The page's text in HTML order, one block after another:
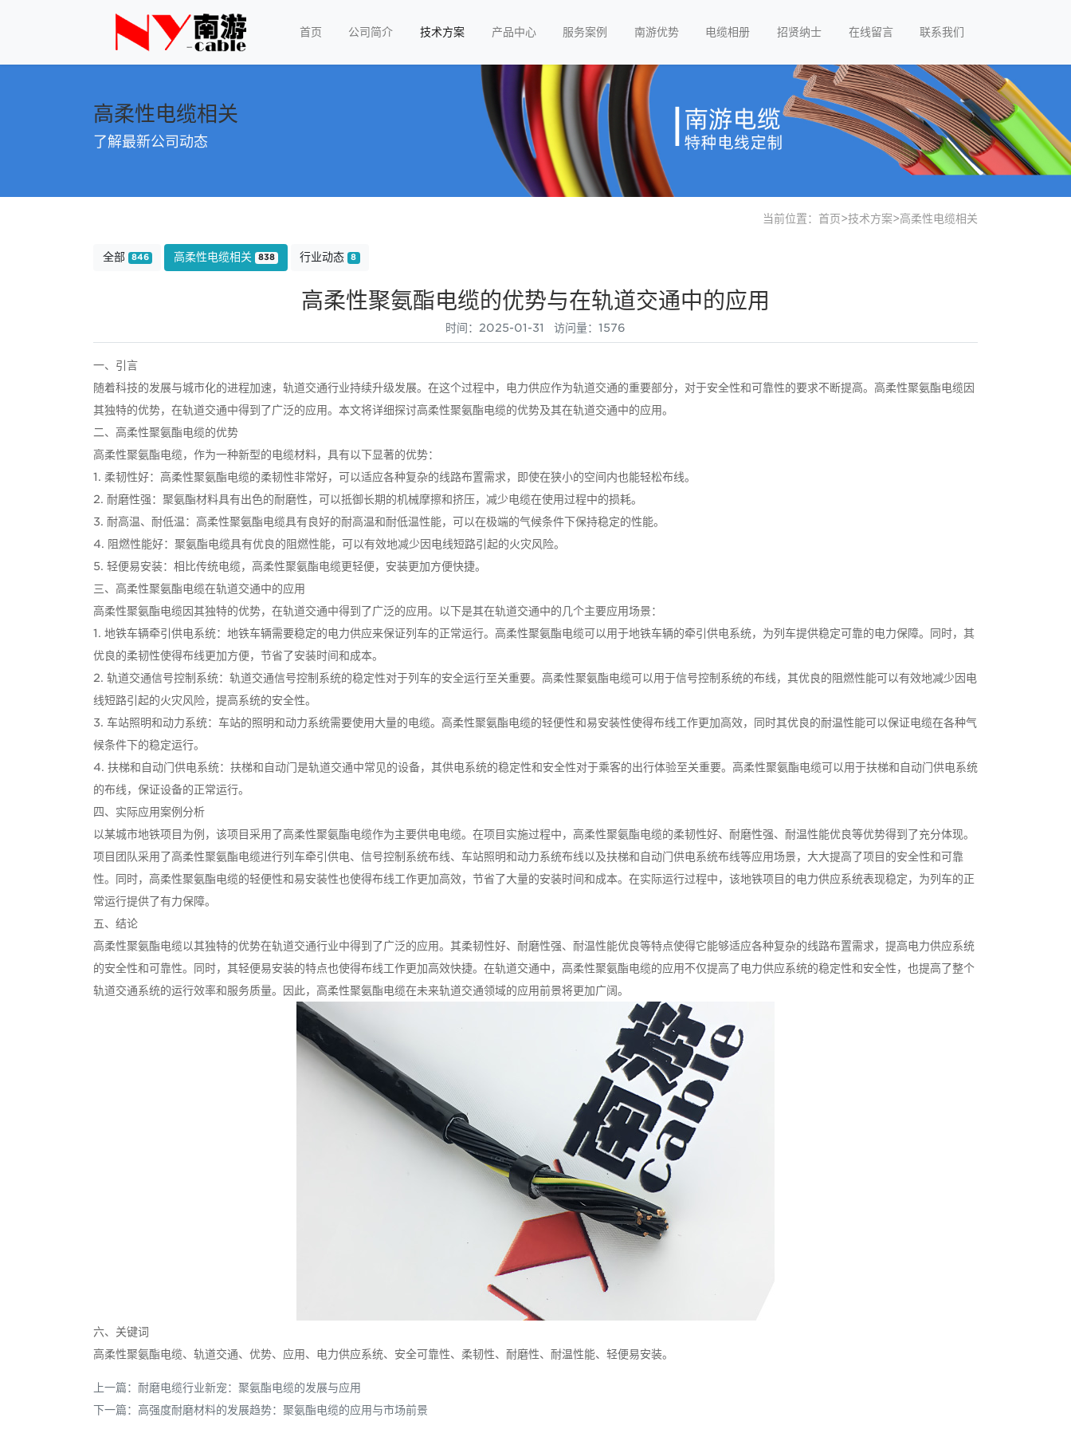
首页 公司简介 技术方案 产品中心 服务案例 南游优势 电缆相册 招贤纳士 在线留言 联系我们
高柔性电缆相关
了解最新公司动态
当前位置： 首页>技术方案>高柔性电缆相关
全部 846 高柔性电缆相关 838 行业动态 8
高柔性聚氨酯电缆的优势与在轨道交通中的应用
时间：2025-01-31 访问量：1576
一、引言
随着科技的发展与城市化的进程加速，轨道交通行业持续升级发展。在这个过程中，电力供应作为轨道交通的重要部分，对于安全性和可靠性的要求不断提高。高柔性聚氨酯电缆因
其独特的优势，在轨道交通中得到了广泛的应用。本文将详细探讨高柔性聚氨酯电缆的优势及其在轨道交通中的应用。
二、高柔性聚氨酯电缆的优势
高柔性聚氨酯电缆，作为一种新型的电缆材料，具有以下显著的优势：
1. 柔韧性好：高柔性聚氨酯电缆的柔韧性非常好，可以适应各种复杂的线路布置需求，即使在狭小的空间内也能轻松布线。
2. 耐磨性强：聚氨酯材料具有出色的耐磨性，可以抵御长期的机械摩擦和挤压，减少电缆在使用过程中的损耗。
3. 耐高温、耐低温：高柔性聚氨酯电缆具有良好的耐高温和耐低温性能，可以在极端的气候条件下保持稳定的性能。
4. 阻燃性能好：聚氨酯电缆具有优良的阻燃性能，可以有效地减少因电线短路引起的火灾风险。
5. 轻便易安装：相比传统电缆，高柔性聚氨酯电缆更轻便，安装更加方便快捷。
三、高柔性聚氨酯电缆在轨道交通中的应用
高柔性聚氨酯电缆因其独特的优势，在轨道交通中得到了广泛的应用。以下是其在轨道交通中的几个主要应用场景：
1. 地铁车辆牵引供电系统：地铁车辆需要稳定的电力供应来保证列车的正常运行。高柔性聚氨酯电缆可以用于地铁车辆的牵引供电系统，为列车提供稳定可靠的电力保障。同时，其
优良的柔韧性使得布线更加方便，节省了安装时间和成本。
2. 轨道交通信号控制系统：轨道交通信号控制系统的稳定性对于列车的安全运行至关重要。高柔性聚氨酯电缆可以用于信号控制系统的布线，其优良的阻燃性能可以有效地减少因电
线短路引起的火灾风险，提高系统的安全性。
3. 车站照明和动力系统：车站的照明和动力系统需要使用大量的电缆。高柔性聚氨酯电缆的轻便性和易安装性使得布线工作更加高效，同时其优良的耐温性能可以保证电缆在各种气
候条件下的稳定运行。
4. 扶梯和自动门供电系统：扶梯和自动门是轨道交通中常见的设备，其供电系统的稳定性和安全性对于乘客的出行体验至关重要。高柔性聚氨酯电缆可以用于扶梯和自动门供电系统
的布线，保证设备的正常运行。
四、实际应用案例分析
以某城市地铁项目为例，该项目采用了高柔性聚氨酯电缆作为主要供电电缆。在项目实施过程中，高柔性聚氨酯电缆的柔韧性好、耐磨性强、耐温性能优良等优势得到了充分体现。
项目团队采用了高柔性聚氨酯电缆进行列车牵引供电、信号控制系统布线、车站照明和动力系统布线以及扶梯和自动门供电系统布线等应用场景，大大提高了项目的安全性和可靠
性。同时，高柔性聚氨酯电缆的轻便性和易安装性也使得布线工作更加高效，节省了大量的安装时间和成本。在实际运行过程中，该地铁项目的电力供应系统表现稳定，为列车的正
常运行提供了有力保障。
五、结论
高柔性聚氨酯电缆以其独特的优势在轨道交通行业中得到了广泛的应用。其柔韧性好、耐磨性强、耐温性能优良等特点使得它能够适应各种复杂的线路布置需求，提高电力供应系统
的安全性和可靠性。同时，其轻便易安装的特点也使得布线工作更加高效快捷。在轨道交通中，高柔性聚氨酯电缆的应用不仅提高了电力供应系统的稳定性和安全性，也提高了整个
轨道交通系统的运行效率和服务质量。因此，高柔性聚氨酯电缆在未来轨道交通领域的应用前景将更加广阔。
六、关键词
高柔性聚氨酯电缆、轨道交通、优势、应用、电力供应系统、安全可靠性、柔韧性、耐磨性、耐温性能、轻便易安装。
上一篇： 耐磨电缆行业新宠：聚氨酯电缆的发展与应用
下一篇： 高强度耐磨材料的发展趋势：聚氨酯电缆的应用与市场前景